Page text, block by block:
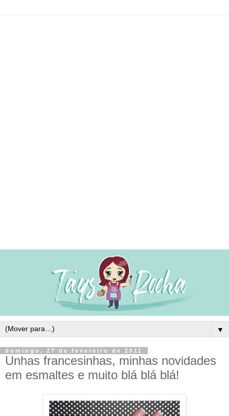
▼
domingo, 27 de fevereiro de 2011
Unhas francesinhas, minhas novidades
em esmaltes e muito blá blá blá!